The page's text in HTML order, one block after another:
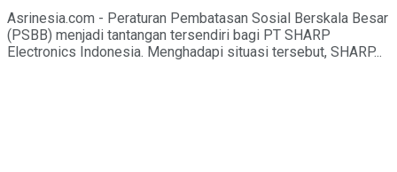
Asrinesia.com - Peraturan Pembatasan Sosial Berskala Besar
(PSBB) menjadi tantangan tersendiri bagi PT SHARP
Electronics Indonesia. Menghadapi situasi tersebut, SHARP...